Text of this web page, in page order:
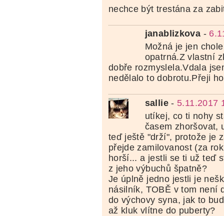
nechce být trestána za
janablizkova -
Možná je jen
opatrná.Z vlastní
dobře rozmyslela.Vdala
nedělalo to dobrotu.Přeji
sallie- 5.11.2017
utíkej, co ti nohy
časem zhoršovat,
teď ještě "drží", protože je
přejde zamilovanost (za
horší... a jestli se ti už teď
z jeho výbuchů špatně?
Je úplně jedno jestli je
násilník, TOBĚ v tom není
do výchovy syna, jak to
až kluk vlítne do puberty?